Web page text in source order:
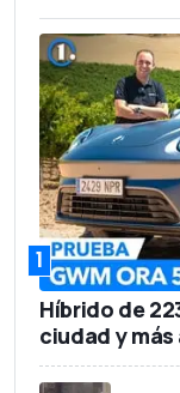
1
Híbrido de
ciudad y más